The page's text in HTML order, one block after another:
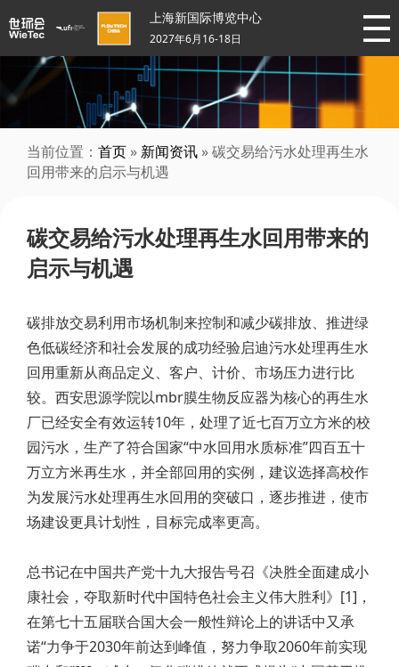
上海新国际博览中心
2027年6月16-18日
当前位置： 首页 » 新闻资讯 » 碳交易给污水处理再生水
回用带来的启示与机遇
碳交易给污水处理再生水回用带来的
启示与机遇
碳排放交易利用市场机制来控制和减少碳排放、推进绿
色低碳经济和社会发展的成功经验启迪污水处理再生水
回用重新从商品定义、客户、计价、市场压力进行比
较。西安思源学院以mbr膜生物反应器为核心的再生水
厂已经安全有效运转10年，处理了近七百万立方米的校
园污水，生产了符合国家“中水回用水质标准”四百五十
万立方米再生水，并全部回用的实例，建议选择高校作
为发展污水处理再生水回用的突破口，逐步推进，使市
场建设更具计划性，目标完成率更高。
总书记在中国共产党十九大报告号召《决胜全面建成小
康社会，夺取新时代中国特色社会主义伟大胜利》[1]，
在第七十五届联合国大会一般性辩论上的讲话中又承
诺“力争于2030年前达到峰值，努力争取2060年前实现